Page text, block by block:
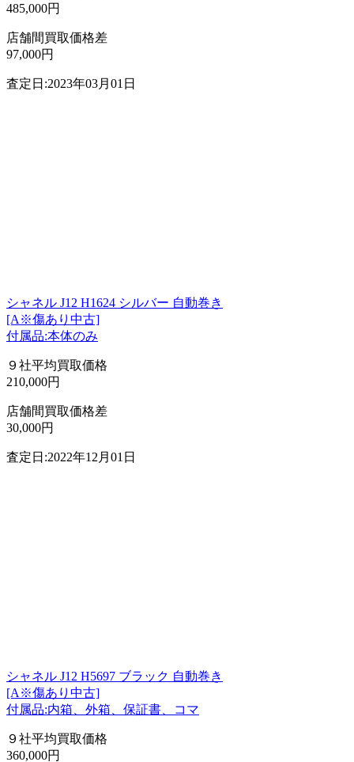
485,000円
店舗間買取価格差
97,000円
査定日:2023年03月01日
シャネル J12 H1624 シルバー 自動巻き
[A※傷あり中古]
付属品:本体のみ
９社平均買取価格
210,000円
店舗間買取価格差
30,000円
査定日:2022年12月01日
シャネル J12 H5697 ブラック 自動巻き
[A※傷あり中古]
付属品:内箱、外箱、保証書、コマ
９社平均買取価格
360,000円